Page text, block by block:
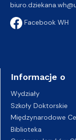
Facebook WH
Informacje o
Wydziały
Szkoły Doktorskie
Międzynarodowe
Biblioteka